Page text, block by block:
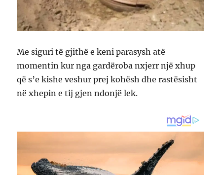
Me siguri të gjithë e keni parasysh atë
momentin kur nga gardëroba nxjerr një xhup
që s’e kishe veshur prej kohësh dhe rastësisht
në xhepin e tij gjen ndonjë lek.